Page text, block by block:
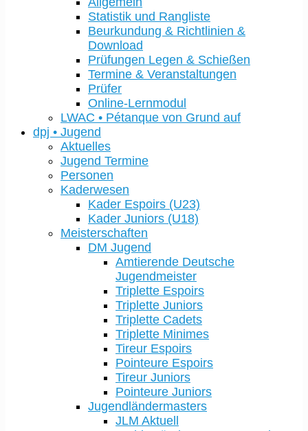
Statistik und Rangliste
Beurkundung & Richtlinien &
Download
Prüfungen Legen & Schießen
Termine & Veranstaltungen
Prüfer
Online-Lernmodul
LWAC • Pétanque von Grund auf
dpj • Jugend
Aktuelles
Jugend Termine
Personen
Kaderwesen
Kader Espoirs (U23)
Kader Juniors (U18)
Meisterschaften
DM Jugend
Amtierende Deutsche
Jugendmeister
Triplette Espoirs
Triplette Juniors
Triplette Cadets
Triplette Minimes
Tireur Espoirs
Pointeure Espoirs
Tireur Juniors
Pointeure Juniors
Jugendländermasters
JLM Aktuell